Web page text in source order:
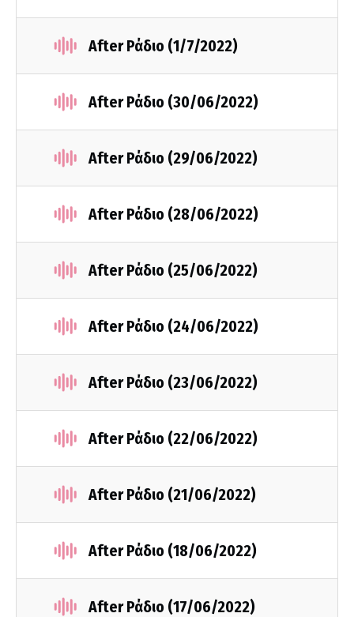
After Ράδιο (1/7/2022)
After Ράδιο (30/06/2022)
After Ράδιο (29/06/2022)
After Ράδιο (28/06/2022)
After Ράδιο (25/06/2022)
After Ράδιο (24/06/2022)
After Ράδιο (23/06/2022)
After Ράδιο (22/06/2022)
After Ράδιο (21/06/2022)
After Ράδιο (18/06/2022)
After Ράδιο (17/06/2022)